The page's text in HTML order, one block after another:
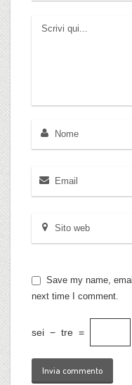
Save my name,
next time I comment.
sei − tre =
Invia commento